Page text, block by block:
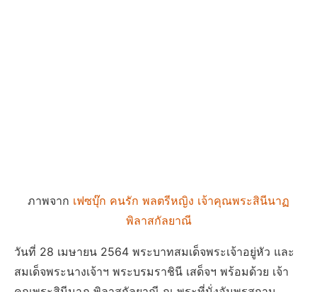
ภาพจาก เฟซบุ๊ก คนรัก พลตรีหญิง เจ้าคุณพระสินีนาฏ
พิลาสกัลยาณี
วันที่ 28 เมษายน 2564 พระบาทสมเด็จพระเจ้าอยู่หัว และ
สมเด็จพระนางเจ้าฯ พระบรมราชินี เสด็จฯ พร้อมด้วย เจ้า